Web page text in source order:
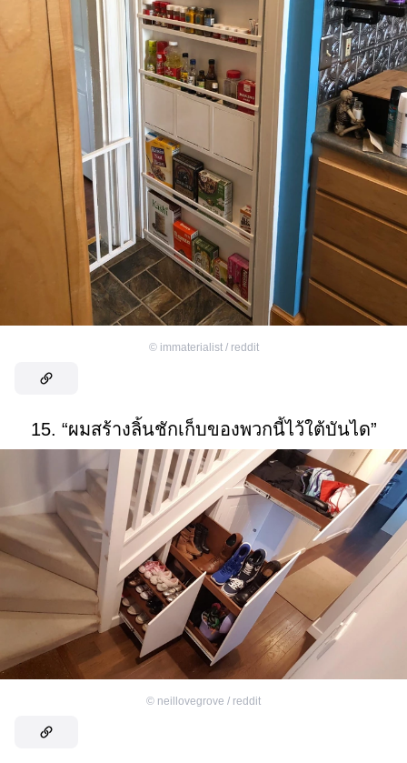
© immaterialist / reddit
15. “ผมสร้างลิ้นชักเก็บของพวกนี้ไว้ใต้บันได”
© neillovegrove / reddit